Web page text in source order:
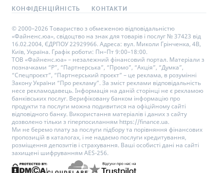
КОНФІДЕНЦІЙНІСТЬ КОНТАКТИ
© 2000–2026 Товариство з обмеженою відповідальністю
«Файненс.юа», свідоцтво на знак для товарів і послуг № 37423 від
16.02.2004, ЄДРПОУ 22929966. Адреса: вул. Миколи Грінченка, 4В,
Київ, Україна. Графік роботи: Пн–Пт 9:00–18:00.
ТОВ «Файненс.юа» – незалежний фінансовий портал. Матеріали з
позначками “Р”, “Партнерська”, “Промо”, “Акція”, “Думка”,
“Спецпроєкт”, “Партнерський проєкт” – це реклама, в розумінні
Закону України “Про рекламу”. За зміст реклами відповідальність
несе рекламодавець. Інформація на даній сторінці не є рекламою
банківських послуг. Верифіковану банком інформацію про
продукти та послуги можна подивитися на офіційному сайті
відповідного банку. Використання матеріалів і даних з сайту
дозволено тільки з гіперпосиланням https://finance.ua.
Ми не беремо плату за послуги підбору та порівняння фінансових
пропозицій в каталогах, і не надаємо послуги кредитування,
розміщення депозитів і страхування. Ваші особисті дані на сайті
захищені шифруванням AES-256.